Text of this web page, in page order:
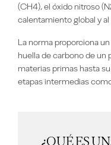
(CH4), el óxido nitroso
calentamiento global y
La norma proporciona
huella de carbono de un
materias primas hasta
etapas intermedias
¿QUÉ ES